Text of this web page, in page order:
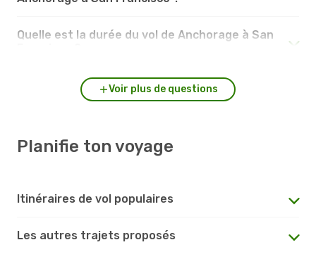
Quelle est la durée du vol de Anchorage à San
Voir plus de questions
Planifie ton voyage
Itinéraires de vol populaires
Les autres trajets proposés